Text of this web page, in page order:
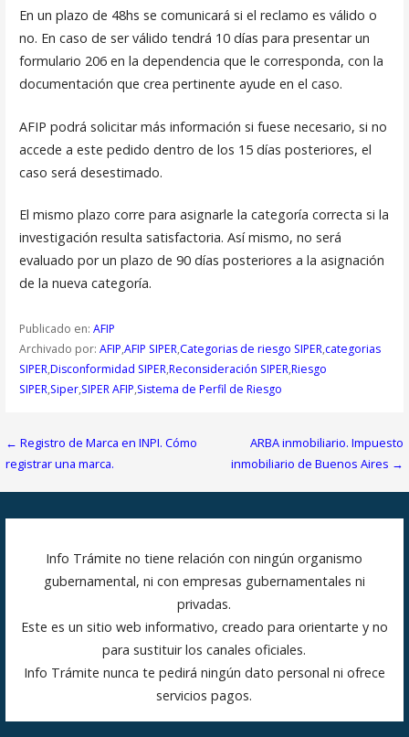
En un plazo de 48hs se comunicará si el reclamo es válido o
no. En caso de ser válido tendrá 10 días para presentar un
formulario 206 en la dependencia que le corresponda, con la
documentación que crea pertinente ayude en el caso.
AFIP podrá solicitar más información si fuese necesario, si no
accede a este pedido dentro de los 15 días posteriores, el
caso será desestimado.
El mismo plazo corre para asignarle la categoría correcta si la
investigación resulta satisfactoria. Así mismo, no será
evaluado por un plazo de 90 días posteriores a la asignación
de la nueva categoría.
Publicado en: AFIP
Archivado por: AFIP,AFIP SIPER,Categorias de riesgo SIPER,categorias
SIPER,Disconformidad SIPER,Reconsideración SIPER,Riesgo
SIPER,Siper,SIPER AFIP,Sistema de Perfil de Riesgo
Navegación
de
entradas
← Registro de Marca en INPI. Cómo
registrar una marca.
ARBA inmobiliario. Impuesto
inmobiliario de Buenos Aires →
Info Trámite no tiene relación con ningún organismo
gubernamental, ni con empresas gubernamentales ni
privadas.
Este es un sitio web informativo, creado para orientarte y no
para sustituir los canales oficiales.
Info Trámite nunca te pedirá ningún dato personal ni ofrece
servicios pagos.